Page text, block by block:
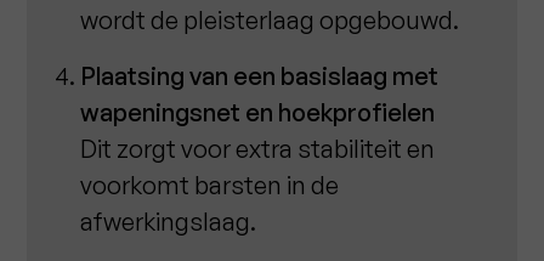
wordt de pleisterlaag opgebouwd.
Plaatsing van een basislaag met
wapeningsnet en hoekprofielen
Dit zorgt voor extra stabiliteit en
voorkomt barsten in de
afwerkingslaag.